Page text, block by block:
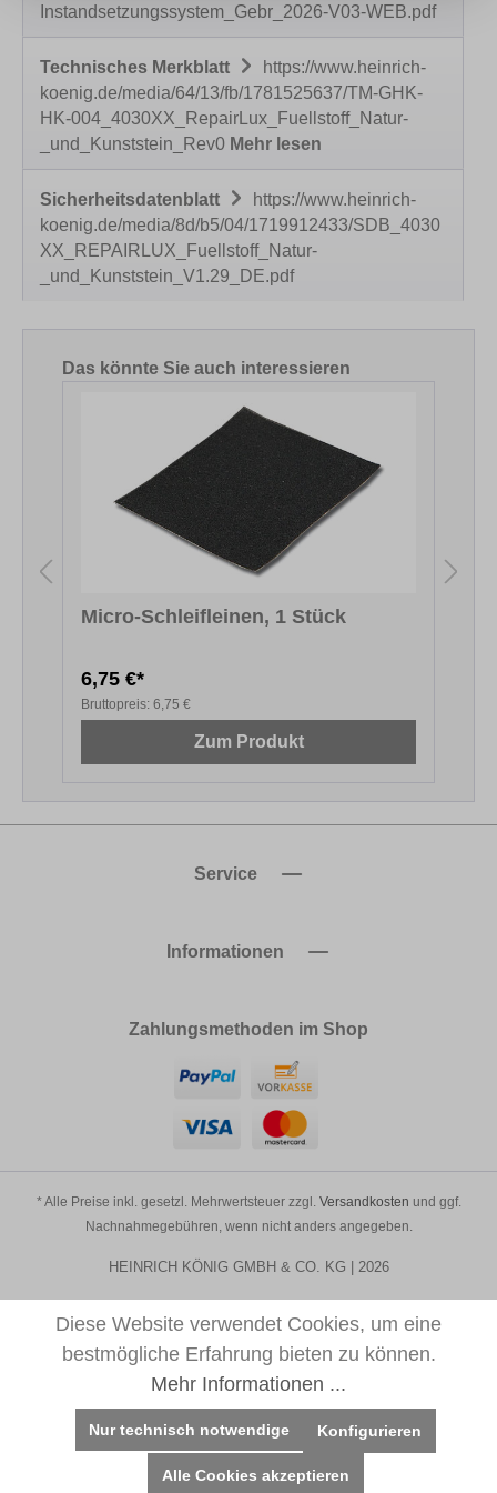
Instandsetzungssystem_Gebr_2026-V03-WEB.pdf
Technisches Merkblatt
https://www.heinrich-
koenig.de/media/64/13/fb/1781525637/TM-GHK-
HK-004_4030XX_RepairLux_Fuellstoff_Natur-
_und_Kunststein_Rev0 Mehr lesen
Sicherheitsdatenblatt
https://www.heinrich-
koenig.de/media/8d/b5/04/1719912433/SDB_4030
XX_REPAIRLUX_Fuellstoff_Natur-
_und_Kunststein_V1.29_DE.pdf
Produktgalerie überspringen
Das könnte Sie auch interessieren
Micro-Schleifleinen, 1 Stück
6,75 €*
Bruttopreis: 6,75 €
Zum Produkt
Service
Informationen
Zahlungsmethoden im Shop
* Alle Preise inkl. gesetzl. Mehrwertsteuer zzgl. Versandkosten und ggf.
Nachnahmegebühren, wenn nicht anders angegeben.
HEINRICH KÖNIG GMBH & CO. KG | 2026
Diese Website verwendet Cookies, um eine
bestmögliche Erfahrung bieten zu können.
Mehr Informationen ...
Nur technisch notwendige Konfigurieren
Alle Cookies akzeptieren